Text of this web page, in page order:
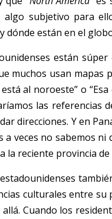
algo subjetivo para
dónde están en el
están súper
muchos usan mapas
al noroeste” o
las referencias
direcciones. Y en
veces no sabemos
reciente provincia de
culturales entre su
Cuando los